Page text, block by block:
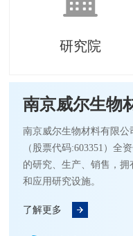
研究院
南京威尔生物
南京威尔生物材料有限公
（股票代码:603351）全
的研究、生产、销售，
和应用研究设施。
了解更多